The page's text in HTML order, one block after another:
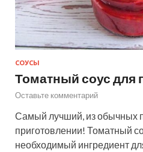
СОУСЫ
Томатный соус для
Оставьте комментарий
Самый лучший, из обычных
приготовлении! Томатный
необходимый ингредиент